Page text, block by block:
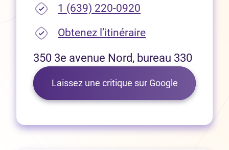
1 (639) 220-0920
Obtenez l’itinéraire(Ouvre dans un
350 3e avenue Nord, bureau 330
Laissez une critique sur Google(Ouvre